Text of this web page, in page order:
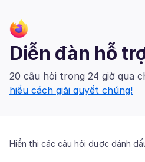
Diễn đàn hỗ
20 câu hỏi trong 24 giờ qua
hiểu cách giải quyết chúng!
Hiển thị các câu hỏi được đánh